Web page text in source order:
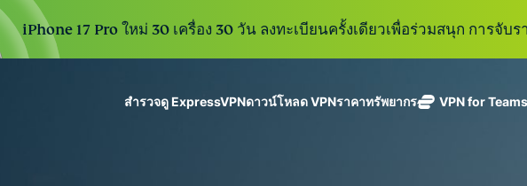
iPhone 17 Pro ใหม่ 30 เครื่อง 30 วัน ลงทะเบียนครั้งเดียวเพื่อร่วมสนุก การจับ
สำรวจดู ExpressVPNดาวน์โหลด VPNราคาทรัพยากร VPN for Teams